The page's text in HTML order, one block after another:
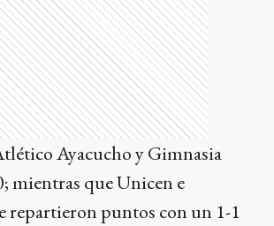
Ayacucho y Gimnasia
mientras que Unicen e
repartieron puntos con un 1-1